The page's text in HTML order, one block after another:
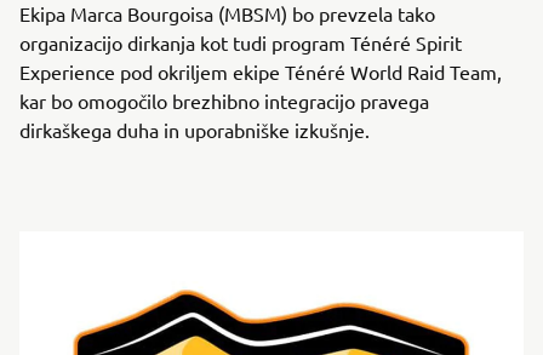
Ekipa Marca Bourgoisa (MBSM) bo prevzela tako
organizacijo dirkanja kot tudi program Ténéré Spirit
Experience pod okriljem ekipe Ténéré World Raid Team,
kar bo omogočilo brezhibno integracijo pravega
dirkaškega duha in uporabniške izkušnje.